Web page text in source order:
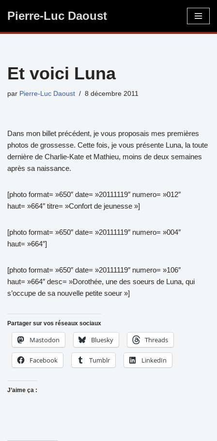
Pierre-Luc Daoust
Et voici Luna
par Pierre-Luc Daoust 8 décembre 2011
Dans mon billet précédent, je vous proposais mes premières
photos de grossesse. Cette fois, je vous présente Luna, la toute
dernière de Charlie-Kate et Mathieu, moins de deux semaines
après sa naissance.
[photo format= »650″ date= »20111119″ numero= »012″
haut= »664″ titre= »Confort de jeunesse »]
[photo format= »650″ date= »20111119″ numero= »004″
haut= »664″]
[photo format= »650″ date= »20111119″ numero= »106″
haut= »664″ desc= »Dorothée, une des soeurs de Luna, qui
s’occupe de sa nouvelle petite soeur »]
Partager sur vos réseaux sociaux
Mastodon Bluesky Threads
Facebook Tumblr LinkedIn
J’aime ça :